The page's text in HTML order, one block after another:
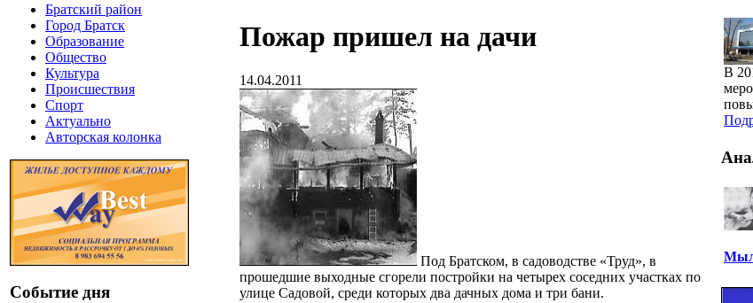
Братский район
Город Братск
Образование
Общество
Культура
Происшествия
Спорт
Актуально
Авторская колонка
Событие дня
Пожар пришел на дачи
14.04.2011
Под Братском, в садоводстве «Труд», в
прошедшие выходные сгорели постройки на четырех соседних участках по
улице Садовой, среди которых два дачных дома и три бани.
В